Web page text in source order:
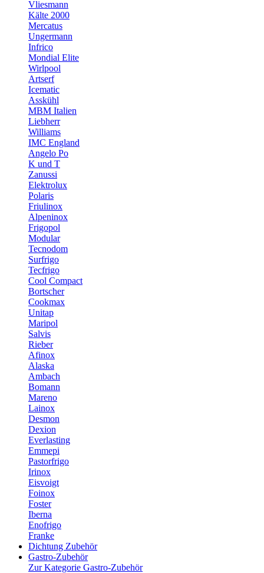
Vliesmann
Kälte 2000
Mercatus
Ungermann
Infrico
Mondial Elite
Wirlpool
Artserf
Icematic
Asskühl
MBM Italien
Liebherr
Williams
IMC England
Angelo Po
K und T
Zanussi
Elektrolux
Polaris
Friulinox
Alpeninox
Frigopol
Modular
Tecnodom
Surfrigo
Tecfrigo
Cool Compact
Bortscher
Cookmax
Unitap
Maripol
Salvis
Rieber
Afinox
Alaska
Ambach
Bomann
Mareno
Lainox
Desmon
Dexion
Everlasting
Emmepi
Pastorfrigo
Irinox
Eisvoigt
Foinox
Foster
Iberna
Enofrigo
Franke
Dichtung Zubehör
Gastro-Zubehör
Zur Kategorie Gastro-Zubehör